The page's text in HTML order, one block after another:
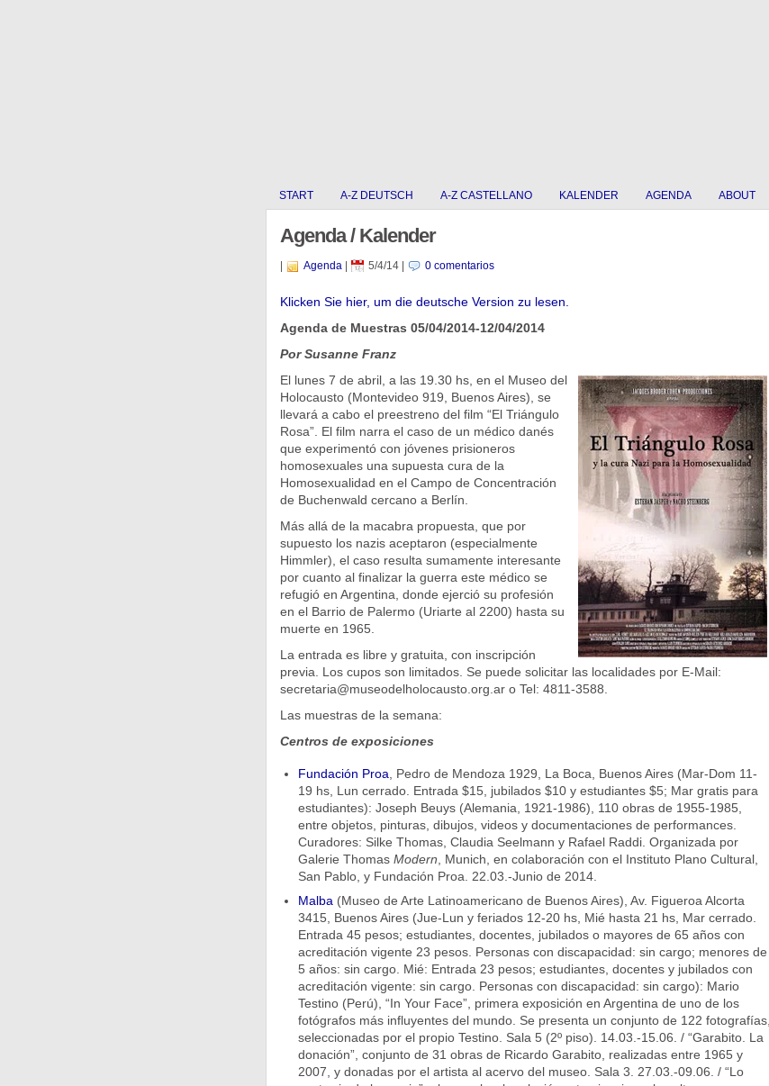
START A-Z DEUTSCH A-Z CASTELLANO KALENDER AGENDA ABOUT
Agenda / Kalender
Agenda| 5/4/14| 0 comentarios
Klicken Sie hier, um die deutsche Version zu lesen.
Agenda de Muestras 05/04/2014-12/04/2014
Por Susanne Franz
El lunes 7 de abril, a las 19.30 hs, en el Museo del
Holocausto (Montevideo 919, Buenos Aires), se
llevará a cabo el preestreno del film “El Triángulo
Rosa”. El film narra el caso de un médico danés
que experimentó con jóvenes prisioneros
homosexuales una supuesta cura de la
Homosexualidad en el Campo de Concentración
de Buchenwald cercano a Berlín.
Más allá de la macabra propuesta, que por
supuesto los nazis aceptaron (especialmente
Himmler), el caso resulta sumamente interesante
por cuanto al finalizar la guerra este médico se
refugió en Argentina, donde ejerció su profesión
en el Barrio de Palermo (Uriarte al 2200) hasta su
muerte en 1965.
La entrada es libre y gratuita, con inscripción
previa. Los cupos son limitados. Se puede solicitar las localidades por E-Mail:
secretaria@museodelholocausto.org.ar o Tel: 4811-3588.
Las muestras de la semana:
Centros de exposiciones
Fundación Proa , Pedro de Mendoza 1929, La Boca, Buenos Aires (Mar-Dom 11-
19 hs, Lun cerrado. Entrada $15, jubilados $10 y estudiantes $5; Mar gratis para
estudiantes): Joseph Beuys (Alemania, 1921-1986), 110 obras de 1955-1985,
entre objetos, pinturas, dibujos, videos y documentaciones de performances.
Curadores: Silke Thomas, Claudia Seelmann y Rafael Raddi. Organizada por
Galerie Thomas Modern , Munich, en colaboración con el Instituto Plano Cultural,
San Pablo, y Fundación Proa. 22.03.-Junio de 2014.
Malba (Museo de Arte Latinoamericano de Buenos Aires), Av. Figueroa Alcorta
3415, Buenos Aires (Jue-Lun y feriados 12-20 hs, Mié hasta 21 hs, Mar cerrado.
Entrada 45 pesos; estudiantes, docentes, jubilados o mayores de 65 años con
acreditación vigente 23 pesos. Personas con discapacidad: sin cargo; menores de
5 años: sin cargo. Mié: Entrada 23 pesos; estudiantes, docentes y jubilados con
acreditación vigente: sin cargo. Personas con discapacidad: sin cargo): Mario
Testino (Perú), “In Your Face”, primera exposición en Argentina de uno de los
fotógrafos más influyentes del mundo. Se presenta un conjunto de 122 fotografías,
seleccionadas por el propio Testino. Sala 5 (2º piso). 14.03.-15.06. / “Garabito. La
donación”, conjunto de 31 obras de Ricardo Garabito, realizadas entre 1965 y
2007, y donadas por el artista al acervo del museo. Sala 3. 27.03.-09.06. / “Lo